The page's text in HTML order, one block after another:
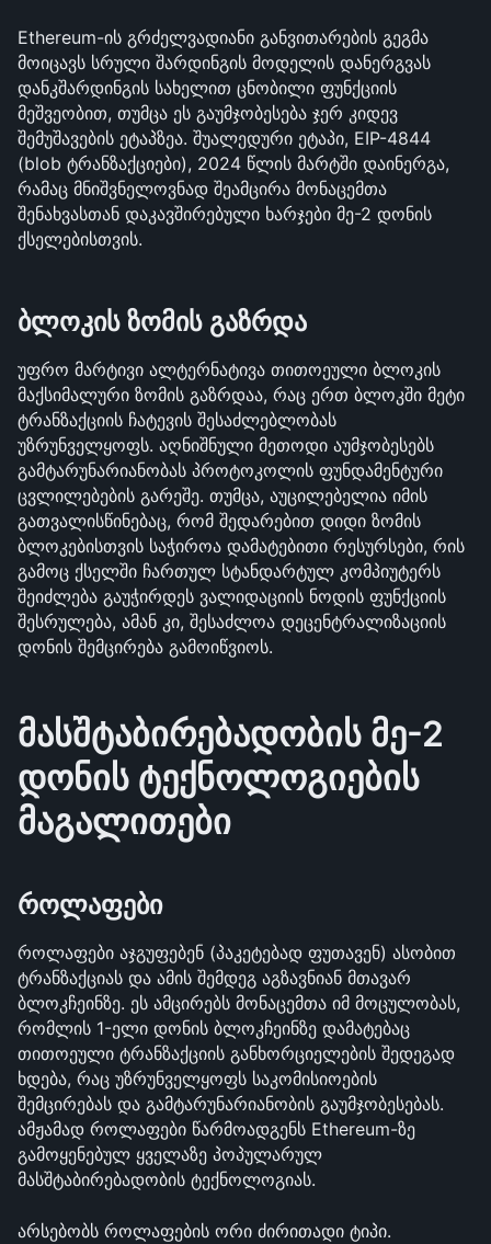
Ethereum-ის გრძელვადიანი განვითარების გეგმა
მოიცავს სრული შარდინგის მოდელის დანერგვას
დანკშარდინგის სახელით ცნობილი ფუნქციის
მეშვეობით, თუმცა ეს გაუმჯობესება ჯერ კიდევ
შემუშავების ეტაპზეა. შუალედური ეტაპი, EIP-4844
(blob ტრანზაქციები), 2024 წლის მარტში დაინერგა,
რამაც მნიშვნელოვნად შეამცირა მონაცემთა
შენახვასთან დაკავშირებული ხარჯები მე-2 დონის
ქსელებისთვის.
ბლოკის ზომის გაზრდა
უფრო მარტივი ალტერნატივა თითოეული ბლოკის
მაქსიმალური ზომის გაზრდაა, რაც ერთ ბლოკში მეტი
ტრანზაქციის ჩატევის შესაძლებლობას
უზრუნველყოფს. აღნიშნული მეთოდი აუმჯობესებს
გამტარუნარიანობას პროტოკოლის ფუნდამენტური
ცვლილებების გარეშე. თუმცა, აუცილებელია იმის
გათვალისწინებაც, რომ შედარებით დიდი ზომის
ბლოკებისთვის საჭიროა დამატებითი რესურსები, რის
გამოც ქსელში ჩართულ სტანდარტულ კომპიუტერს
შეიძლება გაუჭირდეს ვალიდაციის ნოდის ფუნქციის
შესრულება, ამან კი, შესაძლოა დეცენტრალიზაციის
დონის შემცირება გამოიწვიოს.
მასშტაბირებადობის მე-2
დონის ტექნოლოგიების
მაგალითები
როლაფები
როლაფები აჯგუფებენ (პაკეტებად ფუთავენ) ასობით
ტრანზაქციას და ამის შემდეგ აგზავნიან მთავარ
ბლოკჩეინზე. ეს ამცირებს მონაცემთა იმ მოცულობას,
რომლის 1-ელი დონის ბლოკჩეინზე დამატებაც
თითოეული ტრანზაქციის განხორციელების შედეგად
ხდება, რაც უზრუნველყოფს საკომისიოების
შემცირებას და გამტარუნარიანობის გაუმჯობესებას.
ამჟამად როლაფები წარმოადგენს Ethereum-ზე
გამოყენებულ ყველაზე პოპულარულ
მასშტაბირებადობის ტექნოლოგიას.
არსებობს როლაფების ორი ძირითადი ტიპი.